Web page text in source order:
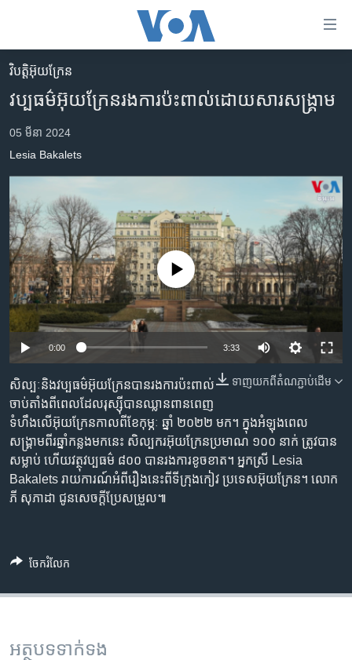
គេហទំព័រ​
ទាក់ទង
រំលង​
និង​
ព័ត៌មាន​​
តែ​
ម្តង
រំលង​
និង​
ចូល​
ទៅ​
ទំព័រ​
រចនា
រំលង​
និង​
ចូល​
ទៅ​
កាន់​
ទំព័រ​
ស្វែង​
កម្ពុជា
អន្តរជាតិ
អាមេរិក
ហេឡូវីអូអេ
កម្ពុជាច្នៃប្រតិដ្ឋ
ព្រឹត្តិការណ៍ព័ត៌មាន
ទូរទស្សន៍ / វីដេអូ​
វិទ្យុ / ផតខាសថ៍
កម្មវិធីទាំងអស់
Khmer English
បណ្តាញ​សង្គម
ភាសា
វិបត្តិអ៊ុយក្រែន
វប្បធម៌​អ៊ុយក្រែន​រង​ការ​ប៉ះពាល់​ដោយសារ​សង្គ្រាម
05 មីនា 2024
Lesia Bakalets
No media source currently available
0:00 3:33
ទាញ​យក​ពី​តំណភ្ជាប់​ដើម
សិល្បៈ​និង​វប្បធម៌​អ៊ុយក្រែន​បាន​រង​ការ​ប៉ះពាល់​
ចាប់តាំង​ពី​ពេល​ដែល​រុស្ស៊ី​បាន​ឈ្លានពាន​ពេញ​
ទំហឹង​លើ​អ៊ុយក្រែន​កាលពី​ខែ​កុម្ភៈ ឆ្នាំ ២០២២ មក។ ក្នុង​អំឡុង​ពេល​
សង្រ្គាម​ពីរ​ឆ្នាំ​កន្លង​មក​នេះ សិល្បករ​អ៊ុយក្រែន​ប្រមាណ ១០០ នាក់ ត្រូវ​បាន​
សម្លាប់ ហើយ​វត្ថុ​វប្បធម៌ ៨០០ បាន​រង​ការ​ខូចខាត។ អ្នកស្រី Lesia
Bakalets រាយការណ៍​អំពី​រឿង​នេះ​ពី​ទីក្រុង​កៀវ ប្រទេស​អ៊ុយក្រែន។ លោក
ភី សុភាដា ជូន​សេចក្តី​ប្រែសម្រួល៕
ចែករំលែក
អត្ថបទ​ទាក់ទង